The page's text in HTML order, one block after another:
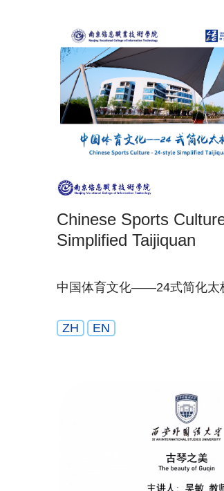
Chinese Sports
Simplified Taijiquan
中国体育文化——24式简化太
ZH EN